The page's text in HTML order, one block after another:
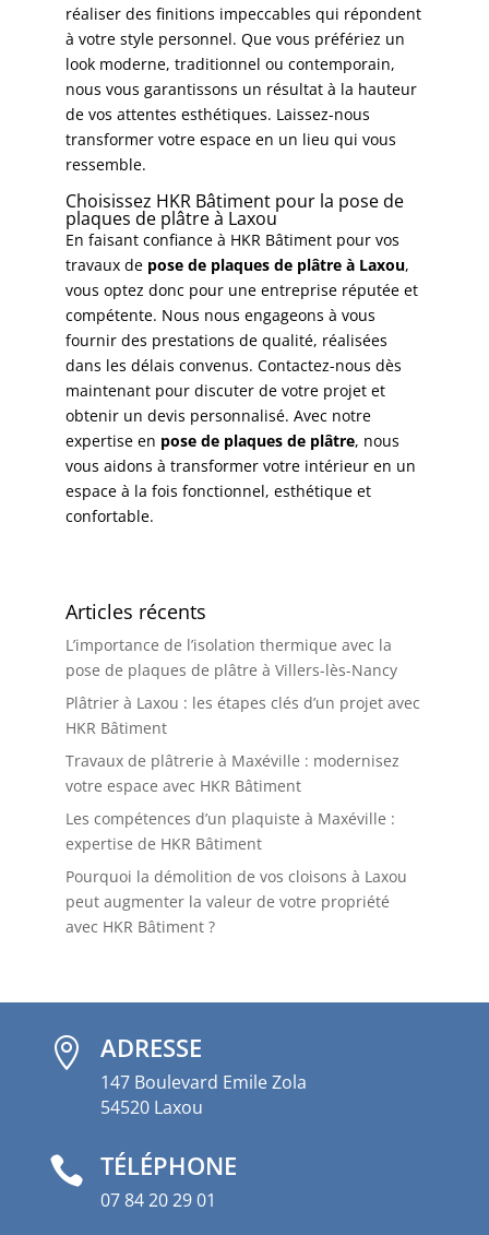
réaliser des finitions impeccables qui répondent
à votre style personnel. Que vous préfériez un
look moderne, traditionnel ou contemporain,
nous vous garantissons un résultat à la hauteur
de vos attentes esthétiques. Laissez-nous
transformer votre espace en un lieu qui vous
ressemble.
Choisissez HKR Bâtimentpour la pose de
plaques de plâtre à Laxou
En faisant confiance à HKR Bâtimentpour vos
travaux depose de plaques de plâtre à Laxou,
vous optez donc pour une entreprise réputée et
compétente. Nous nous engageons à vous
fournir des prestations de qualité, réalisées
dans les délais convenus. Contactez-nous dès
maintenant pour discuter de votre projet et
obtenir un devis personnalisé. Avec notre
expertise en pose de plaques de plâtre, nous
vous aidons à transformer votre intérieur en un
espace à la fois fonctionnel, esthétique et
confortable.
Articles récents
L’importance de l’isolation thermique avec la
pose de plaques de plâtre à Villers-lès-Nancy
Plâtrier à Laxou : les étapes clés d’un projet avec
HKR Bâtiment
Travaux de plâtrerie à Maxéville : modernisez
votre espace avec HKR Bâtiment
Les compétences d’un plaquiste à Maxéville :
expertise de HKR Bâtiment
Pourquoi la démolition de vos cloisons à Laxou
peut augmenter la valeur de votre propriété
avec HKR Bâtiment ?
 ADRESSE
147 Boulevard Emile Zola
54520 Laxou
 TÉLÉPHONE
07 84 20 29 01